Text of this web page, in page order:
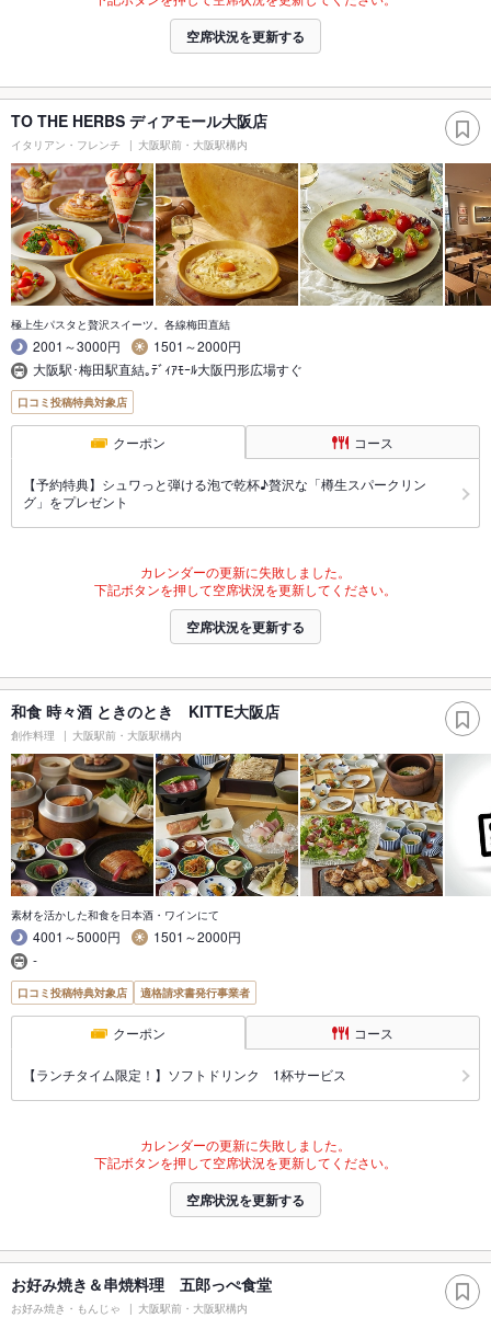
空席状況を更新する
TO THE HERBS ディアモール大阪店
イタリアン・フレンチ 大阪駅前・大阪駅構内
極上生パスタと贅沢スイーツ。各線梅田直結
2001～3000円
1501～2000円
大阪駅･梅田駅直結｡ﾃﾞｨｱﾓｰﾙ大阪円形広場すぐ
口コミ投稿特典対象店
クーポン コース
【予約特典】シュワっと弾ける泡で乾杯♪贅沢な「樽生スパークリン
グ」をプレゼント
カレンダーの更新に失敗しました。
下記ボタンを押して空席状況を更新してください。
空席状況を更新する
和食 時々酒 ときのとき KITTE大阪店
創作料理 大阪駅前・大阪駅構内
素材を活かした和食を日本酒・ワインにて
4001～5000円
1501～2000円
-
口コミ投稿特典対象店 適格請求書発行事業者
クーポン コース
【ランチタイム限定！】ソフトドリンク 1杯サービス
カレンダーの更新に失敗しました。
下記ボタンを押して空席状況を更新してください。
空席状況を更新する
お好み焼き＆串焼料理 五郎っぺ食堂
お好み焼き・もんじゃ 大阪駅前・大阪駅構内